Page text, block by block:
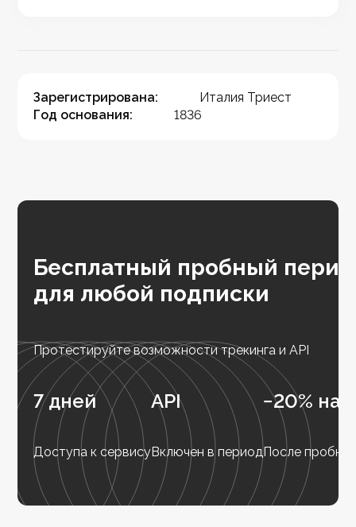
Зарегистрирована:
Италия Триест
Год основания:
1836
Бесплатный пробный
для любой подписки
Протестируйте возможности трекинга и API
7 дней
Доступа к сервису
API
Включен в период
−20% на
После